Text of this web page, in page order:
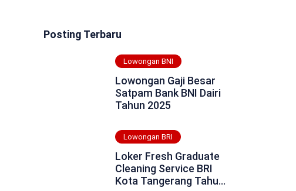
Posting Terbaru
Lowongan BNI
Lowongan Gaji Besar
Satpam Bank BNI Dairi
Tahun 2025
Lowongan BRI
Loker Fresh Graduate
Cleaning Service BRI
Kota Tangerang Tahun